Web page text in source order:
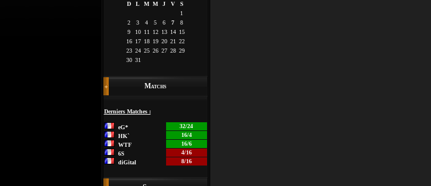
D L M M J V
S
1
2
3 4 5 6 7
8
9
10 11 12 13 14 15
16 17 18 19 20 21
22
23 24 25 26 27 28 29
30 31
Matchs
Derniers Matches :
eG*
32/24
HK`
16/4
WTF
16/6
6S
4/16
diGital
8/16